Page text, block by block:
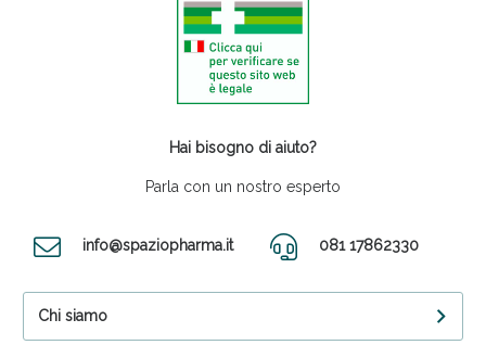
Hai bisogno di aiuto?
Parla con un nostro esperto
info@spaziopharma.it 081 17862330
Chi siamo